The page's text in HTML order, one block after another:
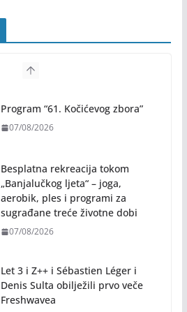
Program “61. Kočićevog zbora”
07/08/2026
Besplatna rekreacija tokom
„Banjalučkog ljeta“ – joga,
aerobik, ples i programi za
sugrađane treće životne dobi
07/08/2026
Let 3 i Z++ i Sébastien Léger i
Denis Sulta obilježili prvo veče
Freshwavea